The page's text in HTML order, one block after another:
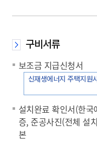
구비서류
보조금 지급신청서
신재생에너지 주택지원
설치완료 확인서(한
증, 준공사진(전체 설
본